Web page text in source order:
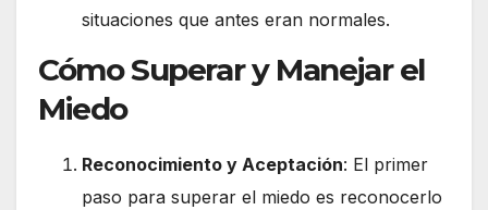
situaciones que antes eran normales.
Cómo Superar y Manejar el
Miedo
Reconocimiento y Aceptación: El primer
paso para superar el miedo es reconocerlo